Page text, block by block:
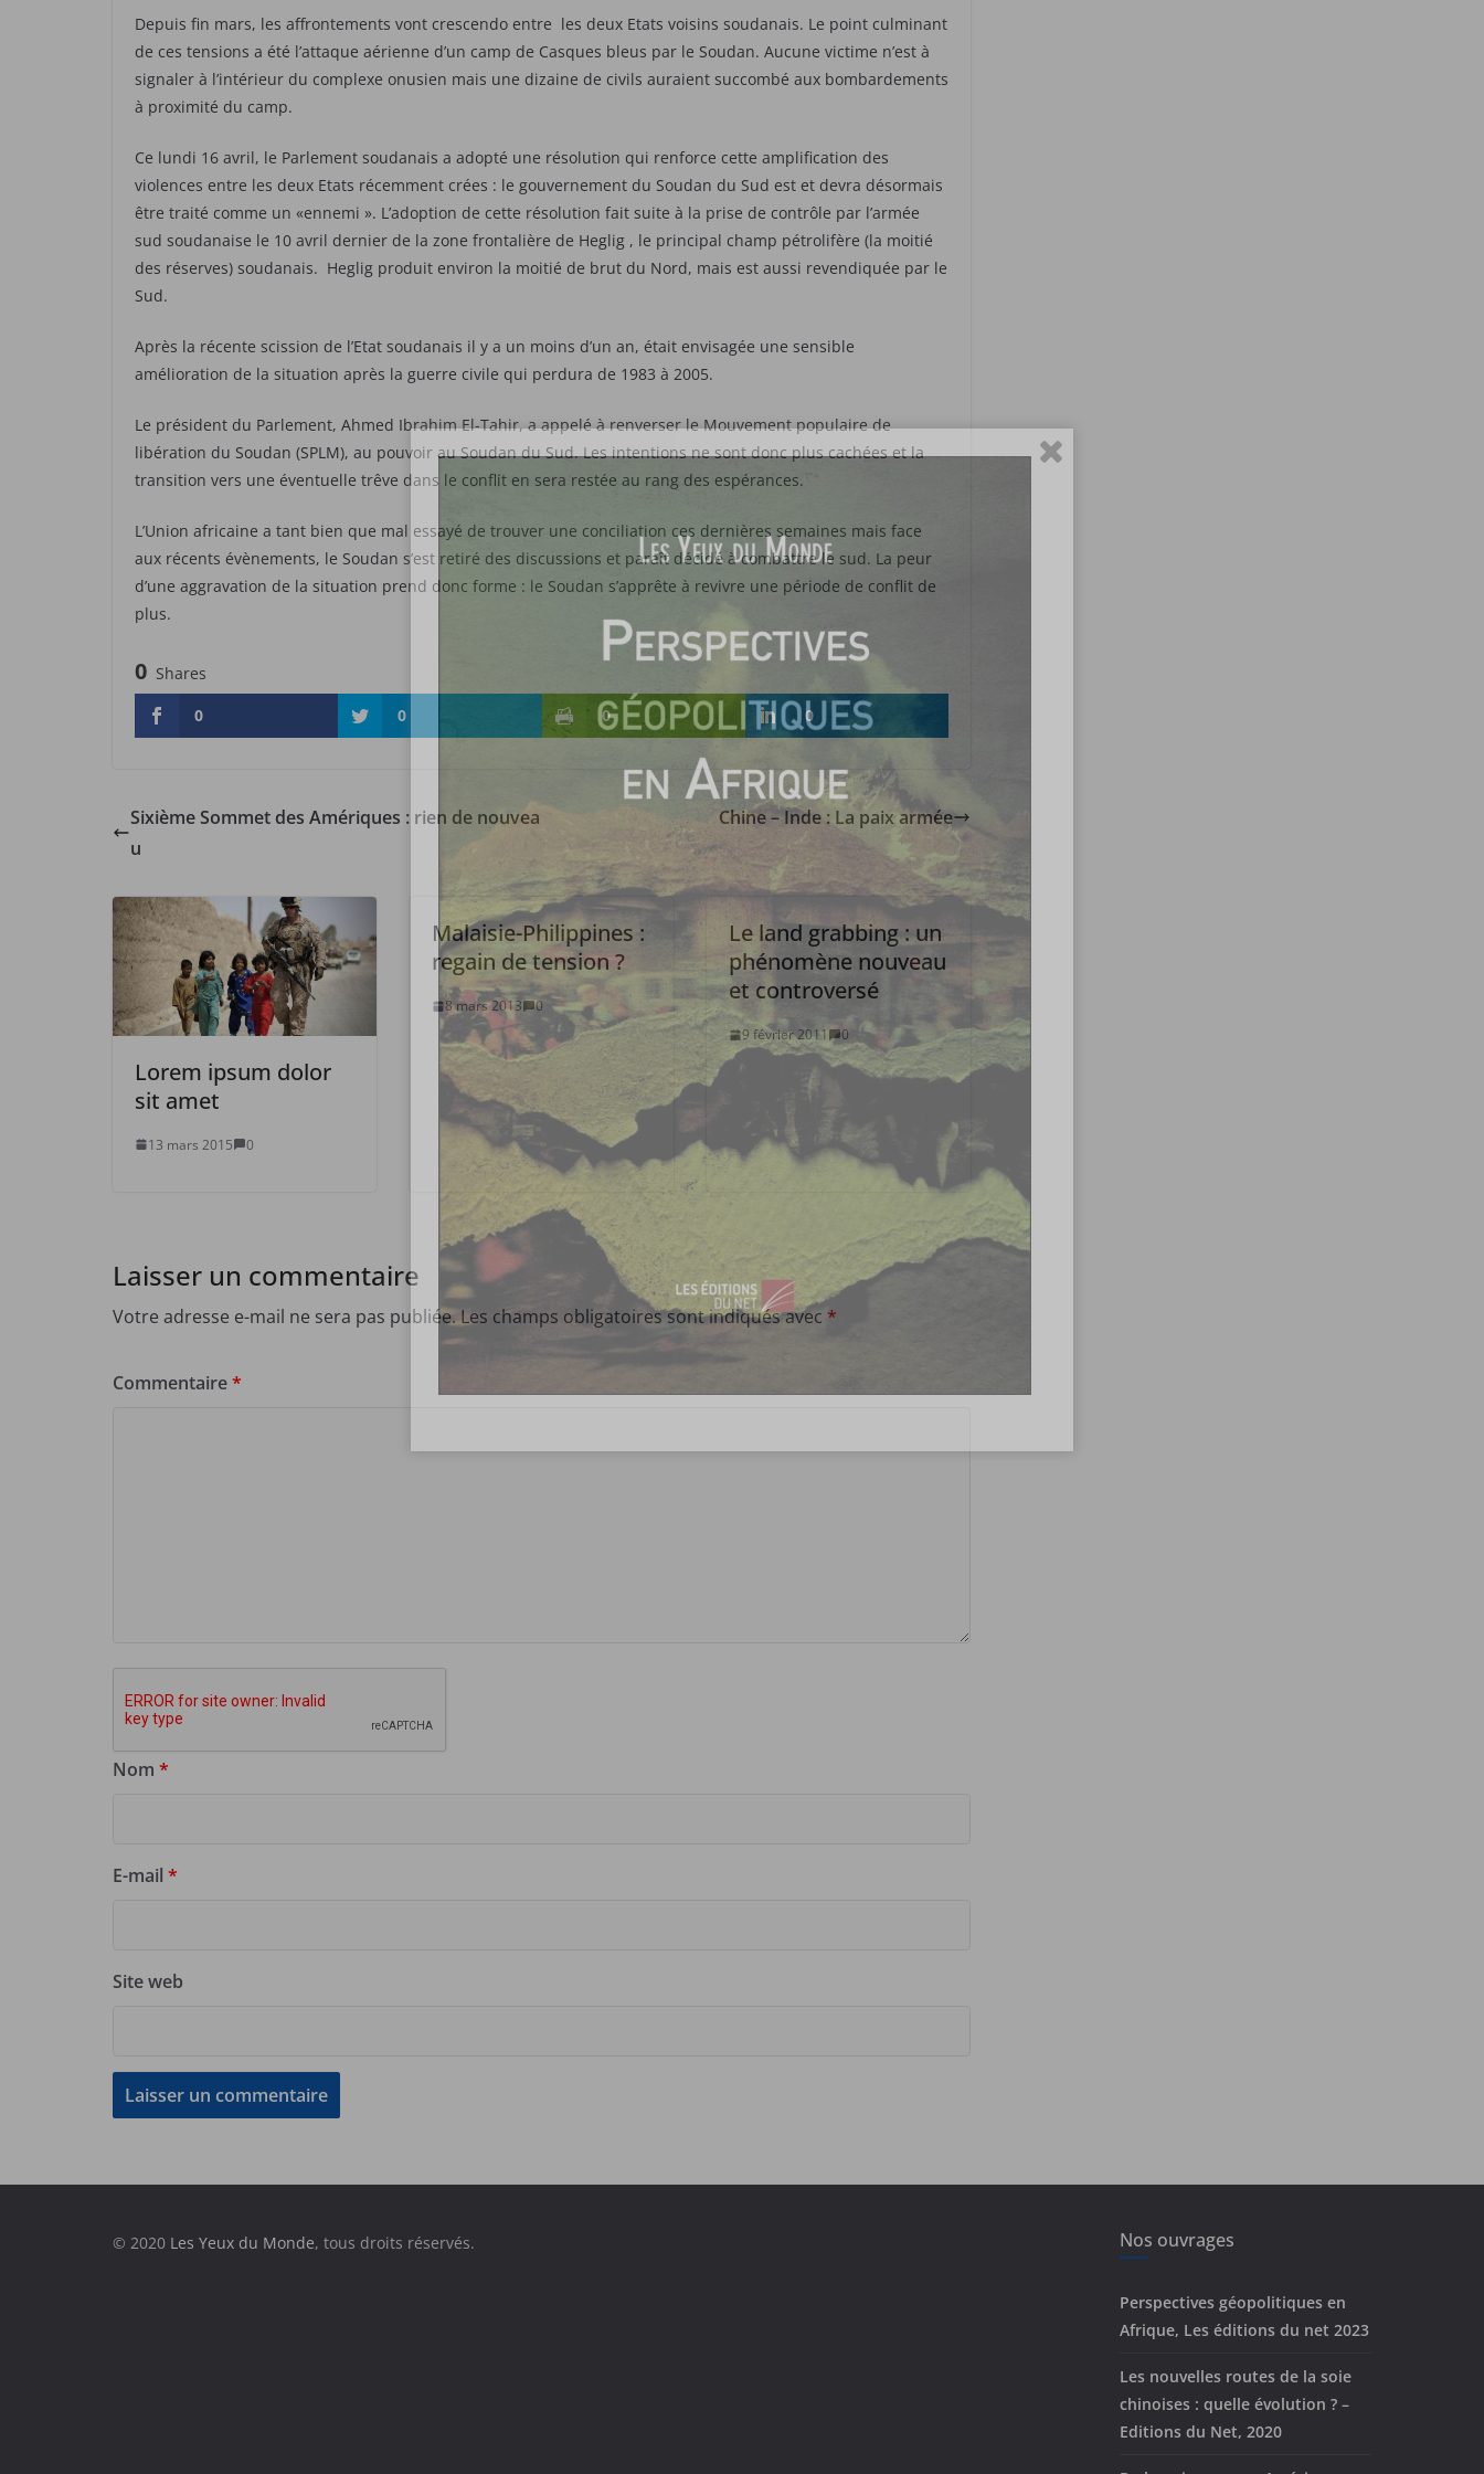
Depuis fin mars, les affrontements vont crescendo entre les deux Etats voisins soudanais. Le point culminant
de ces tensions a été l’attaque aérienne d’un camp de Casques bleus par le Soudan. Aucune victime n’est à
signaler à l’intérieur du complexe onusien mais une dizaine de civils auraient succombé aux bombardements
à proximité du camp.
Ce lundi 16 avril, le Parlement soudanais a adopté une résolution qui renforce cette amplification des
violences entre les deux Etats récemment crées : le gouvernement du Soudan du Sud est et devra désormais
être traité comme un «ennemi ». L’adoption de cette résolution fait suite à la prise de contrôle par l’armée
sud soudanaise le 10 avril dernier de la zone frontalière de Heglig , le principal champ pétrolifère (la moitié
des réserves) soudanais. Heglig produit environ la moitié de brut du Nord, mais est aussi revendiquée par le
Sud.
Après la récente scission de l’Etat soudanais il y a un moins d’un an, était envisagée une sensible
amélioration de la situation après la guerre civile qui perdura de 1983 à 2005.
Le président du Parlement, Ahmed Ibrahim El-Tahir, a appelé à renverser le Mouvement populaire de
libération du Soudan (SPLM), au pouvoir au Soudan du Sud. Les intentions ne sont donc plus cachées et la
transition vers une éventuelle trêve dans le conflit en sera restée au rang des espérances.
L’Union africaine a tant bien que mal essayé de trouver une conciliation ces dernières semaines mais face
aux récents évènements, le Soudan s’est retiré des discussions et paraît décidé à combattre le sud. La peur
d’une aggravation de la situation prend donc forme : le Soudan s’apprête à revivre une période de conflit de
plus.
0 Shares
0
0 0 0
Sixième Sommet des Amériques : rien de nouvea
u
Chine – Inde : La paix armée
Lorem ipsum dolor
sit amet
13 mars 2015 0
Malaisie-Philippines :
regain de tension ?
8 mars 2013 0
Le land grabbing : un
phénomène nouveau
et controversé
9 février 2011 0
Laisser un commentaire
Votre adresse e-mail ne sera pas publiée.Les champs obligatoires sont indiqués avec *
Commentaire*
Nom *
E-mail *
Site web
© 2020 Les Yeux du Monde, tous droits réservés. Nos ouvrages
Perspectives géopolitiques en
Afrique, Les éditions du net 2023
Les nouvelles routes de la soie
chinoises : quelle évolution ? –
Editions du Net, 2020